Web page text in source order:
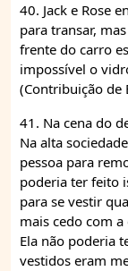
40. Jack e Rose
para transar,
frente do carro
impossível o
(Contribuição de
41. Na cena do
Na alta
pessoa para
poderia ter feito
para se vestir
mais cedo com
Ela não poderia
vestidos eram